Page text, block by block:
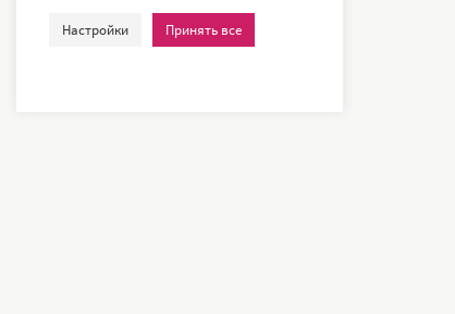
Настройки Принять все